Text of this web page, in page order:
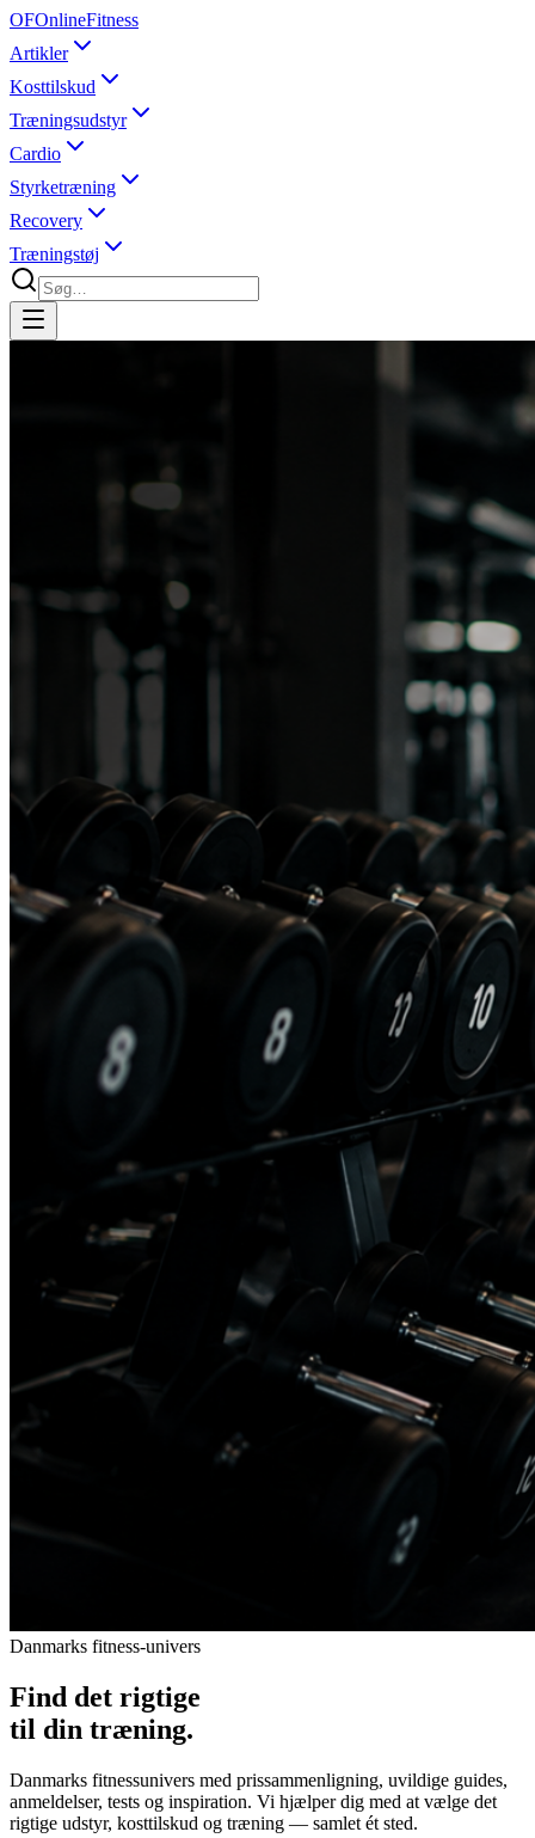
OFOnlineFitness
Artikler
Kosttilskud
Træningsudstyr
Cardio
Styrketræning
Recovery
Træningstøj
Danmarks fitness-univers
Find det rigtige
til din træning.
Danmarks fitnessunivers med prissammenligning, uvildige guides,
anmeldelser, tests og inspiration. Vi hjælper dig med at vælge det
rigtige udstyr, kosttilskud og træning — samlet ét sted.